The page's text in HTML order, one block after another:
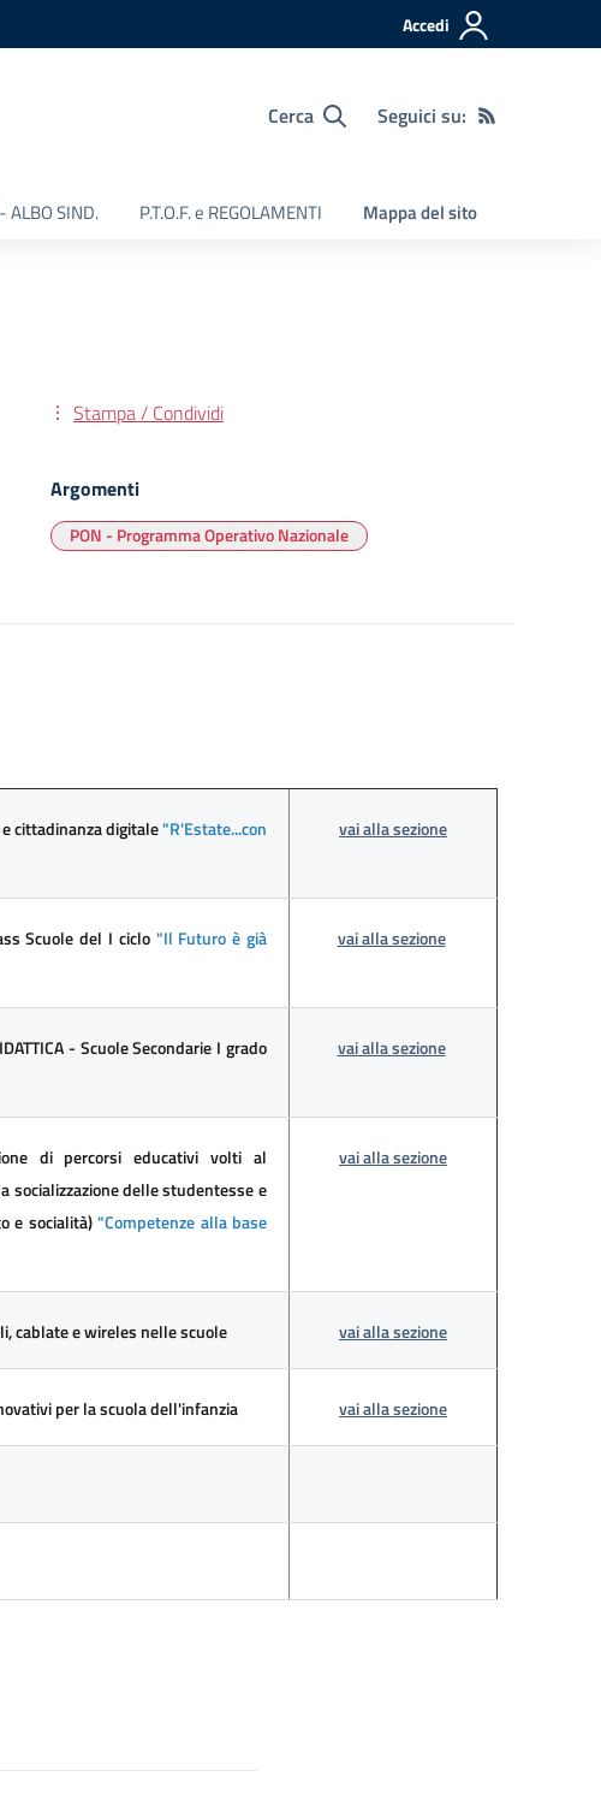
Accedi
Cerca Seguici su:
ALBO SIND. P.T.O.F. e REGOLAMENTI Mappa del sito
Stampa / Condividi
Argomenti
PON - Programma Operativo Nazionale
cittadinanza digitale"R'Estate...con
vai alla sezione
Scuole del I ciclo "Il Futuro è già
vai alla sezione
- Scuole Secondarie I grado
vai alla sezione
di percorsi educativi volti al
socializzazione delle studentesse e
e socialità)"Competenze alla base
vai alla sezione
cablate e wireles nelle scuole vai alla sezione
per la scuola dell'infanzia vai alla sezione